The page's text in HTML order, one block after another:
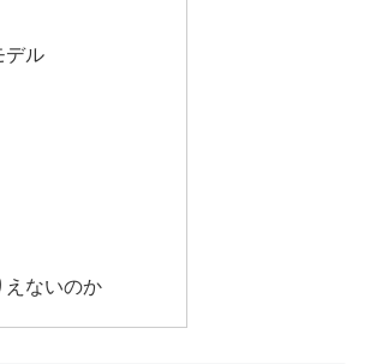
デル
えないのか